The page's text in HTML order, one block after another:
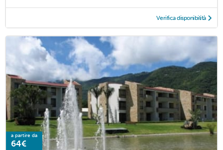
Verifica disponibilità
a partire da
64€